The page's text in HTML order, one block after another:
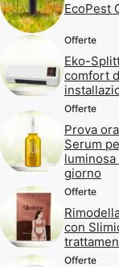
EcoPest
Offerte
Eko-
comfort
Offerte
Prova
Serum
giorno
Offerte
con
Offerte